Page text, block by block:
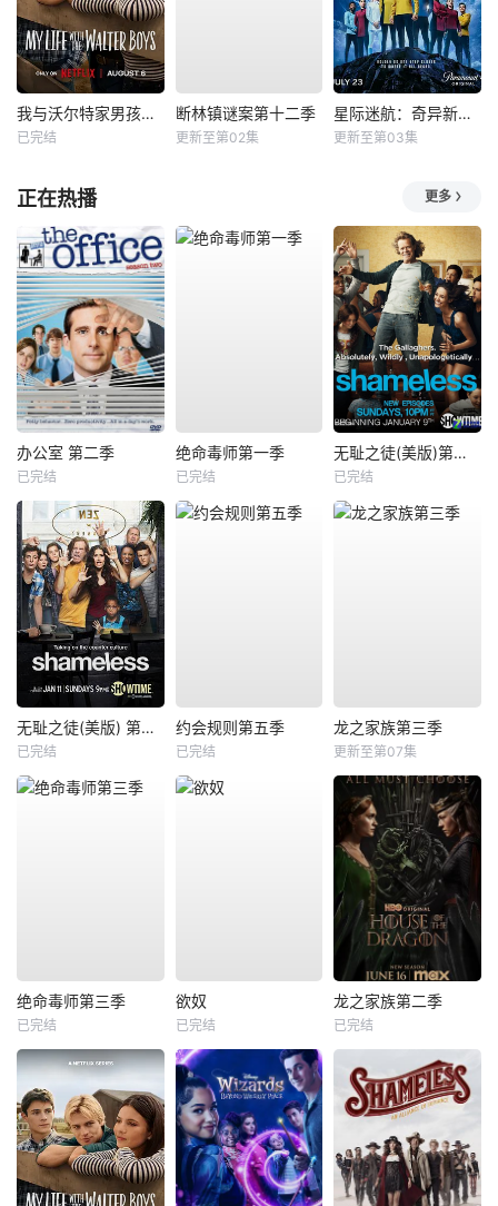
我与沃尔特家男孩的生活第三季
已完结
断林镇谜案第十二季
更新至第02集
星际迷航：奇异新世界第四季
更新至第03集
正在热播 更多
办公室 第二季
已完结
绝命毒师第一季
已完结
无耻之徒(美版)第一季
已完结
无耻之徒(美版) 第五季
已完结
约会规则第五季
已完结
龙之家族第三季
更新至第07集
绝命毒师第三季
已完结
欲奴
已完结
龙之家族第二季
已完结